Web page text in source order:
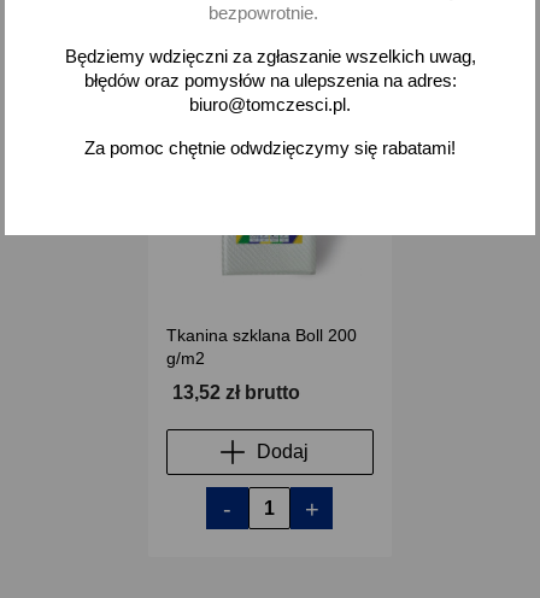
Tkanina szklana Boll 200
g/m2
13,52 zł brutto
Dodaj
- +
favorite_border
bezpowrotnie.
Będziemy wdzięczni za zgłaszanie wszelkich uwag,
błędów oraz pomysłów na ulepszenia na adres:
biuro@tomczesci.pl.
Za pomoc chętnie odwdzięczymy się rabatami!